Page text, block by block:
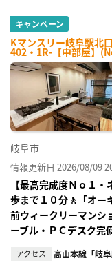
キャンペーン
Kマンスリー岐阜駅北
402・1R-【中部屋】
岐阜市
情報更新日 2026/08/09
【最高完成度Ｎｏ１
歩まで１０分🚶「オー
前ウィークリーマンシ
ーブル・ＰＣデスク完
アクセス 高山本線「岐